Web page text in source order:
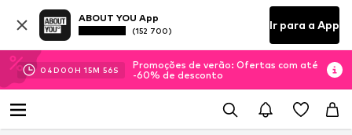
ABOUT YOU App
(152 700) Ir para a App
04D 00H 15M 56S
Promoções de verão: Ofertas com até
-60% de desconto